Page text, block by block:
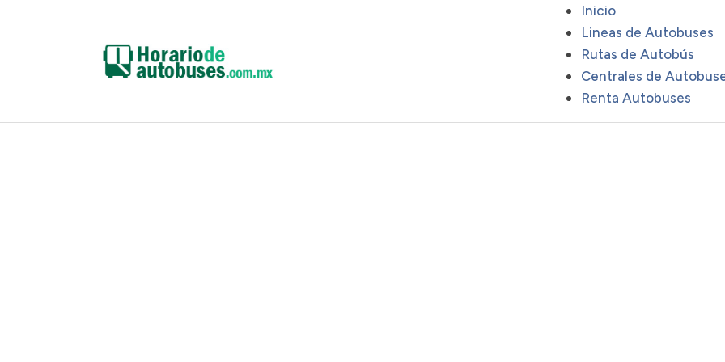
Inicio
Lineas de Autobuses
Rutas de Autobús
Centrales de
Renta Autobuses